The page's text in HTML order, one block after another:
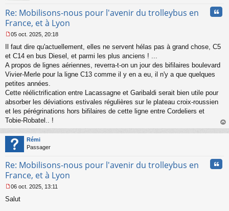
o
u
Re: Mobilisons-nous pour l'avenir du trolleybus en
France, et à Lyon
e
s
s
a
g
e
n
o
n
u
05 oct. 2025, 20:18
Il faut dire qu'actuellement, elles ne servent hélas pas à grand chose, C5
et C14 en bus Diesel, et parmi les plus anciens ! ...
A propos de lignes aériennes, reverra-t-on un jour des bifilaires boulevard
Vivier-Merle pour la ligne C13 comme il y en a eu, il n'y a que quelques
petites années.
Cette réélictrification entre Lacassagne et Garibaldi serait bien utile pour
absorber les déviations estivales régulières sur le plateau croix-roussien
et les pérégrinations hors bifilaires de cette ligne entre Cordeliers et
Tobie-Robatel.. !
au
Rémi
Passager
Re: Mobilisons-nous pour l'avenir du trolleybus en
France, et à Lyon
e
06 oct. 2025, 13:11
Salut